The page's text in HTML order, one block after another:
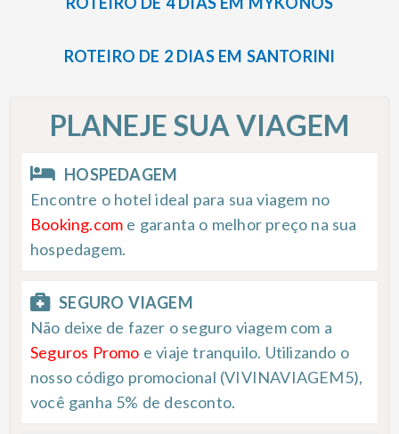
ROTEIRO DE 2 DIAS EM SANTORINI
PLANEJE SUA VIAGEM
HOSPEDAGEM
Encontre o hotel ideal para sua viagem no
Booking.com e garanta o melhor preço na sua
hospedagem.
SEGURO VIAGEM
Não deixe de fazer o seguro viagem com a
Seguros Promo e viaje tranquilo. Utilizando o
nosso código promocional (VIVINAVIAGEM5),
você ganha 5% de desconto.